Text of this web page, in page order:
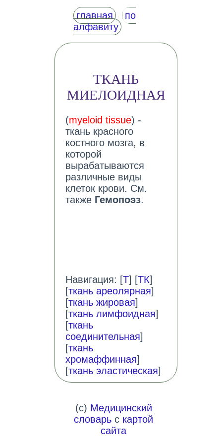
главная
по
алфавиту
ТКАНЬ
МИЕЛОИДНАЯ
(myeloid tissue) -
ткань красного
костного мозга, в
которой
вырабатываются
различные виды
клеток крови. См.
также Гемопоэз.
Навигация: [Т] [ТК]
[ткань ареолярная]
[ткань жировая]
[ткань лимфоидная]
[ткань
соединительная]
[ткань
хромаффинная]
[ткань эластическая]
(c) Медицинский
словарь с картой
сайта